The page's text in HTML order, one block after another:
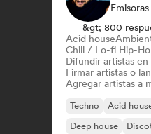
&gt; 800
Acid house
Chill / Lo-fi Hip-
Difundir artistas en
Firmar artistas o
Agregar artistas a
Techno Acid
Deep house